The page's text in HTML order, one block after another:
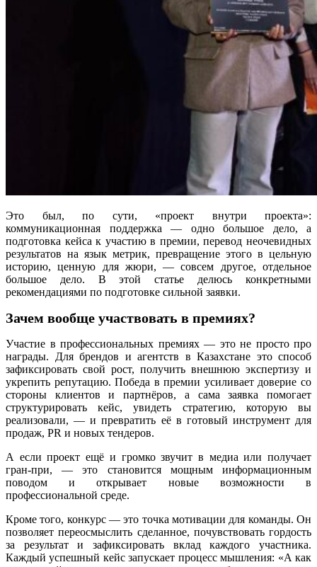
Это был, по сути, «проект внутри проекта»:
коммуникационная поддержка — одно большое дело, а
подготовка кейса к участию в премии, перевод неочевидных
результатов на язык метрик, превращение этого в цельную
историю, ценную для жюри, — совсем другое, отдельное
большое дело. В этой статье делюсь конкретными
рекомендациями по подготовке сильной заявки.
Зачем вообще участвовать в премиях?
Участие в профессиональных премиях — это не просто про
награды. Для брендов и агентств в Казахстане это способ
зафиксировать свой рост, получить внешнюю экспертизу и
укрепить репутацию. Победа в премии усиливает доверие со
стороны клиентов и партнёров, а сама заявка помогает
структурировать кейс, увидеть стратегию, которую вы
реализовали, — и превратить её в готовый инструмент для
продаж, PR и новых тендеров.
А если проект ещё и громко звучит в медиа или получает
гран-при, — это становится мощным информационным
поводом и открывает новые возможности в
профессиональной среде.
Кроме того, конкурс — это точка мотивации для команды. Он
позволяет переосмыслить сделанное, почувствовать гордость
за результат и зафиксировать вклад каждого участника.
Каждый успешный кейс запускает процесс мышления: «А как